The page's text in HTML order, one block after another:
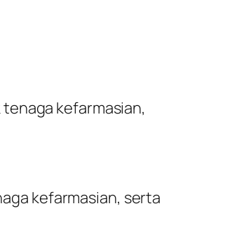
kefarmasian,
kefarmasian, serta